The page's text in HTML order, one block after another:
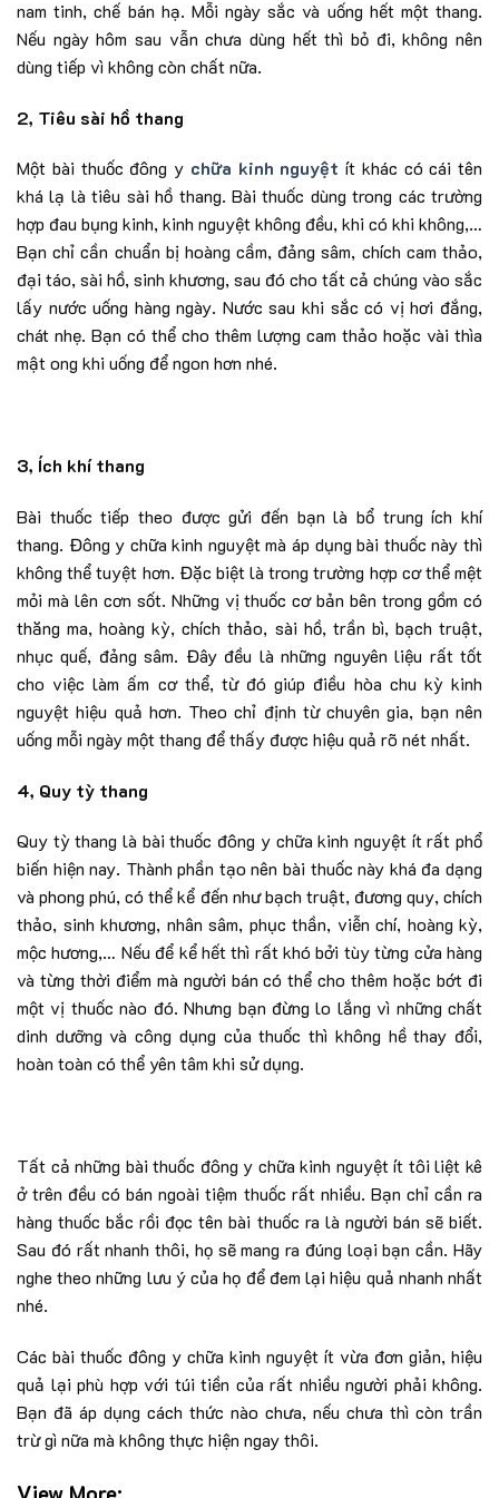
nam tinh, chế bán hạ. Mỗi ngày sắc và uống hết một thang.
Nếu ngày hôm sau vẫn chưa dùng hết thì bỏ đi, không nên
dùng tiếp vì không còn chất nữa.
2, Tiêu sài hồ thang
Một bài thuốc đông y chữa kinh nguyệt ít khác có cái tên
khá lạ là tiêu sài hồ thang. Bài thuốc dùng trong các trường
hợp đau bụng kinh, kinh nguyệt không đều, khi có khi không,…
Bạn chỉ cần chuẩn bị hoàng cầm, đảng sâm, chích cam thảo,
đại táo, sài hồ, sinh khương, sau đó cho tất cả chúng vào sắc
lấy nước uống hàng ngày. Nước sau khi sắc có vị hơi đắng,
chát nhẹ. Bạn có thể cho thêm lượng cam thảo hoặc vài thìa
mật ong khi uống để ngon hơn nhé.
3, Ích khí thang
Bài thuốc tiếp theo được gửi đến bạn là bổ trung ích khí
thang. Đông y chữa kinh nguyệt mà áp dụng bài thuốc này thì
không thể tuyệt hơn. Đặc biệt là trong trường hợp cơ thể mệt
mỏi mà lên cơn sốt. Những vị thuốc cơ bản bên trong gồm có
thăng ma, hoàng kỳ, chích thảo, sài hồ, trần bì, bạch truật,
nhục quế, đảng sâm. Đây đều là những nguyên liệu rất tốt
cho việc làm ấm cơ thể, từ đó giúp điều hòa chu kỳ kinh
nguyệt hiệu quả hơn. Theo chỉ định từ chuyên gia, bạn nên
uống mỗi ngày một thang để thấy được hiệu quả rõ nét nhất.
4, Quy tỳ thang
Quy tỳ thang là bài thuốc đông y chữa kinh nguyệt ít rất phổ
biến hiện nay. Thành phần tạo nên bài thuốc này khá đa dạng
và phong phú, có thể kể đến như bạch truật, đương quy, chích
thảo, sinh khương, nhân sâm, phục thần, viễn chí, hoàng kỳ,
mộc hương,… Nếu để kể hết thì rất khó bởi tùy từng cửa hàng
và từng thời điểm mà người bán có thể cho thêm hoặc bớt đi
một vị thuốc nào đó. Nhưng bạn đừng lo lắng vì những chất
dinh dưỡng và công dụng của thuốc thì không hề thay đổi,
hoàn toàn có thể yên tâm khi sử dụng.
Tất cả những bài thuốc đông y chữa kinh nguyệt ít tôi liệt kê
ở trên đều có bán ngoài tiệm thuốc rất nhiều. Bạn chỉ cần ra
hàng thuốc bắc rồi đọc tên bài thuốc ra là người bán sẽ biết.
Sau đó rất nhanh thôi, họ sẽ mang ra đúng loại bạn cần. Hãy
nghe theo những lưu ý của họ để đem lại hiệu quả nhanh nhất
nhé.
Các bài thuốc đông y chữa kinh nguyệt ít vừa đơn giản, hiệu
quả lại phù hợp với túi tiền của rất nhiều người phải không.
Bạn đã áp dụng cách thức nào chưa, nếu chưa thì còn trần
trừ gì nữa mà không thực hiện ngay thôi.